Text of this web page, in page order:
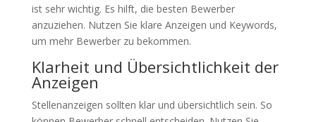
ist sehr wichtig. Es hilft, die besten Bewerber
anzuziehen. Nutzen Sie klare Anzeigen und Keywords,
um mehr Bewerber zu bekommen.
Klarheit und Übersichtlichkeit der
Anzeigen
Stellenanzeigen sollten klar und übersichtlich sein. So